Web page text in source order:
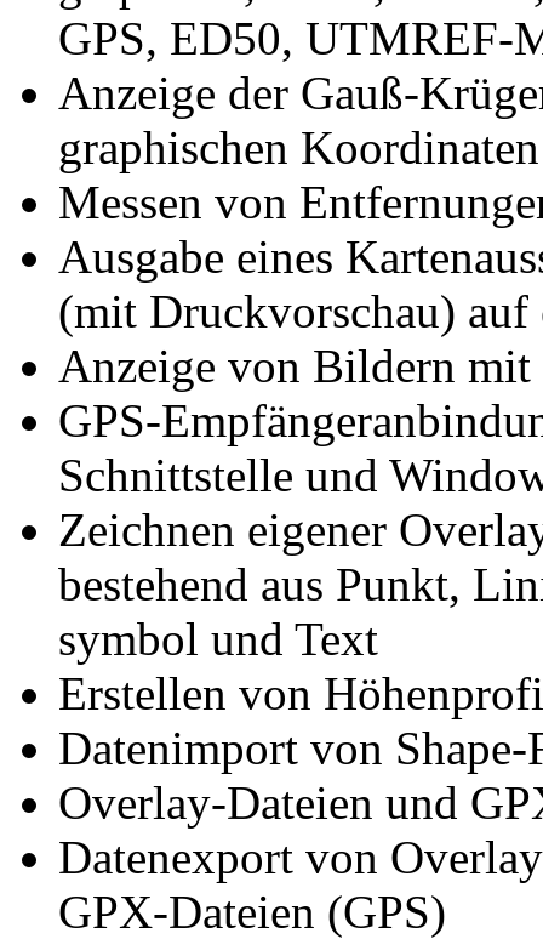
GPS, ED50, UTMREF-
Anzeige der Gauß-
graphischen Koordinaten
Messen von
Ausgabe eines
(mit Druckvorschau) auf
Anzeige von Bildern mit
GPS-
Schnittstelle und
Zeichnen eigener
bestehend aus Punkt,
symbol und Text
Erstellen von
Datenimport von
Overlay-Dateien und
Datenexport von
GPX-Dateien (GPS)